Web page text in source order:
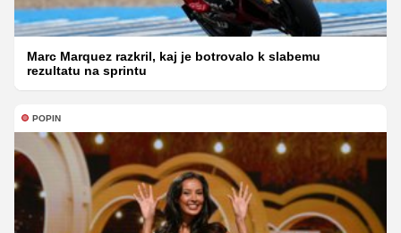
Marc Marquez razkril, kaj je botrovalo k slabemu
rezultatu na sprintu
POPIN